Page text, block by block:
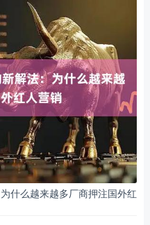
什么越来越多厂商押注国外红